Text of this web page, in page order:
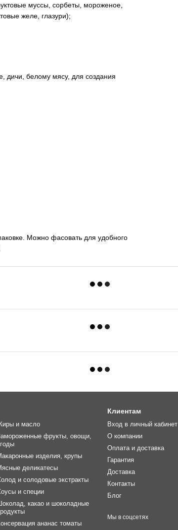
муссы, сорбеты, мороженое,
желе, глазури);
дичи, белому мясу, для создания
Можно фасовать для удобного
и масло
фрукты, овощи,
изделия, крупы
деликатесы
и солодовые экстракты
и специи
какао и шоколадные
ананас томаты
Клиентам
Вход в личный кабинет
О компании
Оплата и доставка
Гарантия
Доставка
Контакты
Блог
Мы в соцсетях